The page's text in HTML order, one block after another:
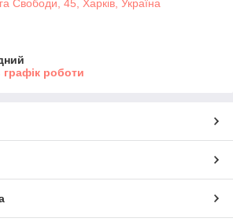
Свободи, 45, Харків, Україна
роботи